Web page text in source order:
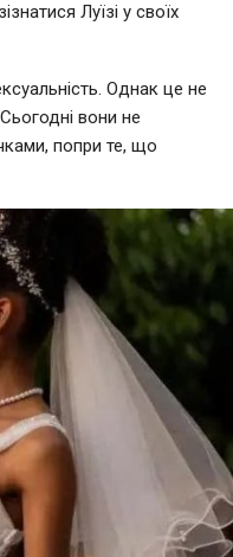
Луїзі у своїх
Однак це не
вони не
попри те, що